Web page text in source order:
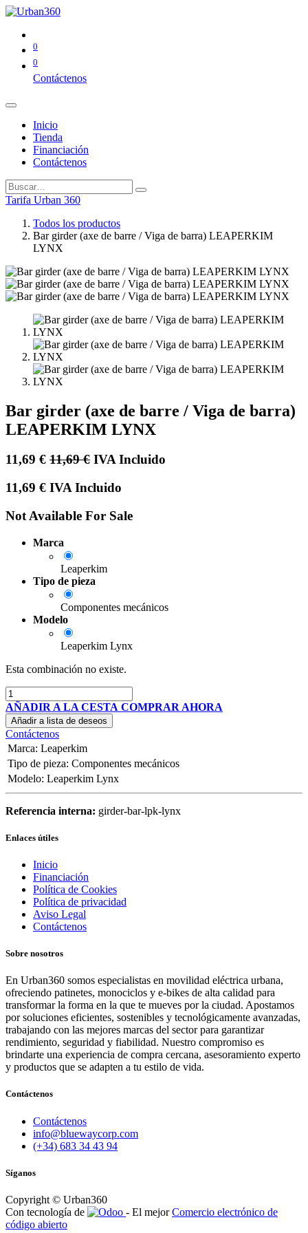
0
0
Contáctenos
Inicio
Tienda
Financiación
Contáctenos
Tarifa Urban 360
Todos los productos
Bar girder (axe de barre / Viga de barra) LEAPERKIM
LYNX
Bar girder (axe de barre / Viga de barra)
LEAPERKIM LYNX
11,69 € 11,69€ IVA Incluido
11,69 € IVA Incluido
Not Available For Sale
Marca
Leaperkim
Tipo de pieza
Componentes mecánicos
Modelo
Leaperkim Lynx
Esta combinación no existe.
AÑADIR A LA CESTA COMPRAR AHORA
Añadir a lista de deseos
Contáctenos
Marca: Leaperkim
Tipo de pieza: Componentes mecánicos
Modelo: Leaperkim Lynx
Referencia interna: girder-bar-lpk-lynx
Enlaces útiles
Inicio
Financiación
Política de Cookies
Política de privacidad
Aviso Legal
Contáctenos
Sobre nosotros
En Urban360 somos especialistas en movilidad eléctrica urbana,
ofreciendo patinetes, monociclos y e-bikes de alta calidad para
transformar la forma en la que te mueves por la ciudad. Apostamos
por soluciones eficientes, sostenibles y tecnológicamente avanzadas,
trabajando con las mejores marcas del sector para garantizar
rendimiento, seguridad y fiabilidad. Nuestro compromiso es
brindarte una experiencia de compra cercana, asesoramiento experto
y productos que se adapten a tu estilo de vida.
Contáctenos
Contáctenos
info@bluewaycorp.com
(+34) 683 34 43 94
Síganos
Copyright © Urban360
Con tecnología de
- El mejorComercio electrónico de
código abierto